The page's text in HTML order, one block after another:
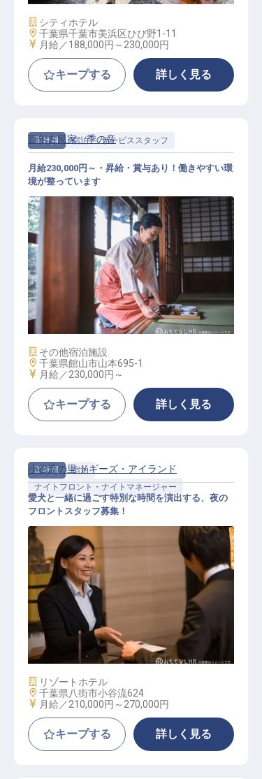
施設業態
シティホテル
勤務地
千葉県千葉市美浜区ひび野1-11
給与
月給／188,000円～ 230,000円
キープする 詳しく見る
正社員 宿泊 サービススタッフ
マルチタスク（サービススタッフ）
百年古民家 季の音
月給230,000円～・昇給・賞与あり！働きやすい環
境が整っています
施設業態
その他宿泊施設
勤務地
千葉県館山市山本695-1
給与
月給／230,000円～
キープする 詳しく見る
正社員
宿泊
ナイトフロント・ナイトマネージャー
フロントナイトスタッフ
小谷流の里 ドギーズ・アイランド
愛犬と一緒に過ごす特別な時間を演出する、夜の
フロントスタッフ募集！
施設業態
リゾートホテル
勤務地
千葉県八街市小谷流624
給与
月給／210,000円～ 270,000円
キープする 詳しく見る